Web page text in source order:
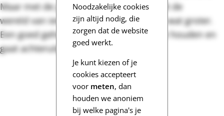
Noodzakelijke cookies
zijn altijd nodig, die
zorgen dat de website
goed werkt.
Je kunt kiezen of je
cookies accepteert
voor meten, dan
houden we anoniem
bij welke pagina's je
Maar met de juiste hooroplossing wordt de
wereld van iemand met dementie weer wat groter.
Een goed gehoor helpt om je brein fit te houden en
gaat achteruitgang tegen.